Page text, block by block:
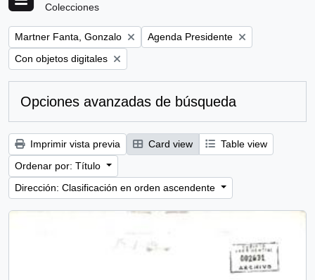
Colecciones
Remove filter:
Martner Fanta, Gonzalo Remove filter:
Agenda Presidente
Remove filter:
Con objetos digitales
Opciones avanzadas de búsqueda
Imprimir vista previa Card view
Table view
Ordenar por: Título
Dirección: Clasificación en orden ascendente